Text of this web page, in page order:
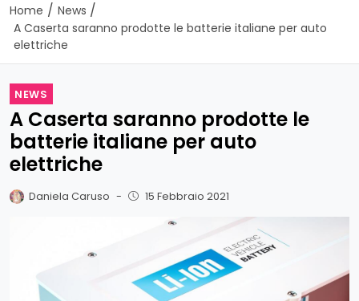
Home / News /
A Caserta saranno prodotte le batterie italiane per auto
elettriche
NEWS
A Caserta saranno prodotte le
batterie italiane per auto
elettriche
Daniela Caruso - 15 Febbraio 2021